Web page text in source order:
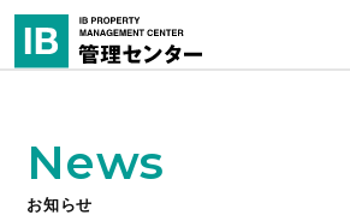
News
お知らせ